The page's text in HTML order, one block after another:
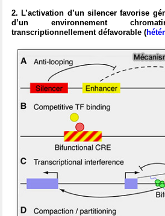
2. L’activation d’un silencer favorise
d’un environnement
transcriptionnellement défavorable (